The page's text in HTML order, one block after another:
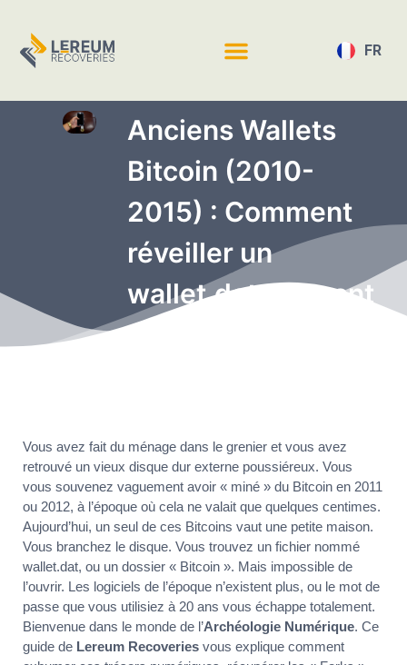
FR
EN
Anciens Wallets
Bitcoin (2010-
2015) : Comment
réveiller un
wallet.dat dormant
?
Vous avez fait du ménage dans le grenier et vous avez
retrouvé un vieux disque dur externe poussiéreux. Vous
vous souvenez vaguement avoir « miné » du Bitcoin en 2011
ou 2012, à l’époque où cela ne valait que quelques centimes.
Aujourd’hui, un seul de ces Bitcoins vaut une petite maison.
Vous branchez le disque. Vous trouvez un fichier nommé
wallet.dat, ou un dossier « Bitcoin ». Mais impossible de
l’ouvrir. Les logiciels de l’époque n’existent plus, ou le mot de
passe que vous utilisiez à 20 ans vous échappe totalement.
Bienvenue dans le monde de l’Archéologie Numérique. Ce
guide de Lereum Recoveries vous explique comment